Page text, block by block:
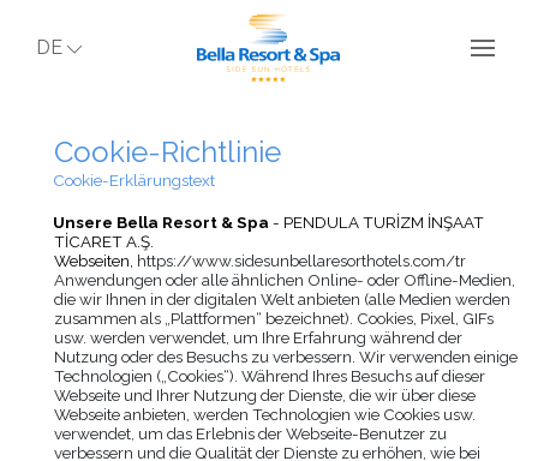
DE
Cookie-Richtlinie
Cookie-Erklärungstext
Unsere Bella Resort & Spa - PENDULA TURİZM İNŞAAT
TİCARET A.Ş.
Webseiten, https://www.sidesunbellaresorthotels.com/tr
Anwendungen oder alle ähnlichen Online- oder Offline-Medien,
die wir Ihnen in der digitalen Welt anbieten (alle Medien werden
zusammen als „Plattformen“ bezeichnet). Cookies, Pixel, GIFs
usw. werden verwendet, um Ihre Erfahrung während der
Nutzung oder des Besuchs zu verbessern. Wir verwenden einige
Technologien („Cookies“). Während Ihres Besuchs auf dieser
Webseite und Ihrer Nutzung der Dienste, die wir über diese
Webseite anbieten, werden Technologien wie Cookies usw.
verwendet, um das Erlebnis der Webseite-Benutzer zu
verbessern und die Qualität der Dienste zu erhöhen, wie bei